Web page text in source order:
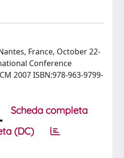
France, October 22-
Conference
2007 ISBN:978-963-9799-
Scheda completa
(DC)